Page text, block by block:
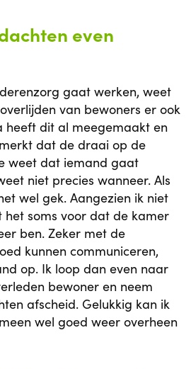
even
gaat werken, weet
van bewoners er ook
heeft dit al meegemaakt en
dat de draai op de
weet dat iemand gaat
niet precies wanneer. Als
wel gek. Aangezien ik niet
soms voor dat de kamer
ben. Zeker met de
kunnen communiceren,
op. Ik loop dan even naar
bewoner en neem
afscheid. Gelukkig kan ik
wel goed weer overheen